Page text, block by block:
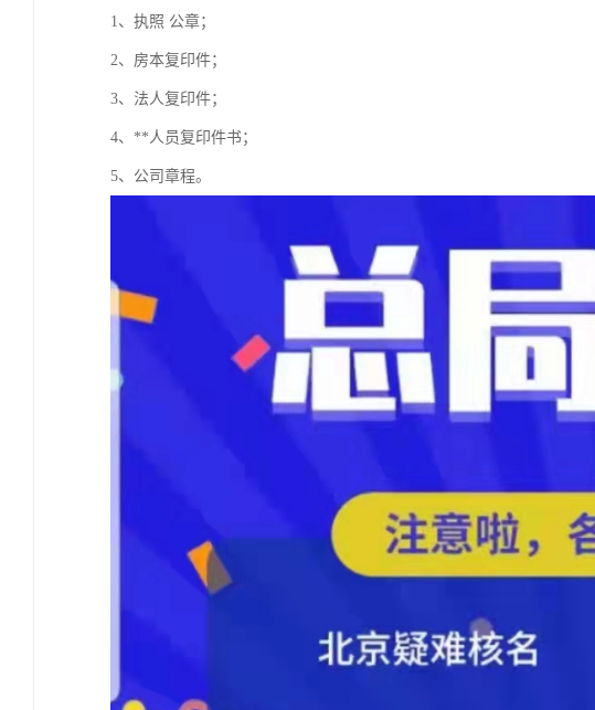
1、执照 公章；
2、房本复印件；
3、法人复印件；
4、**人员复印件书；
5、公司章程。